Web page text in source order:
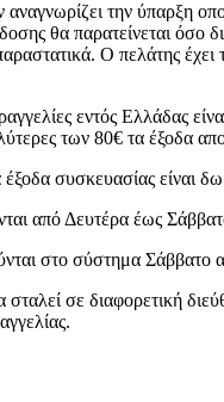
την ύπαρξη
θα παρατείνεται όσο
Ο πελάτης
εντός Ελλάδας
των 80€ τα έξοδα
έξοδα συσκευασίας είναι
από Δευτέρα έως
στο σύστημα Σάββατο
σταλεί σε διαφορετική